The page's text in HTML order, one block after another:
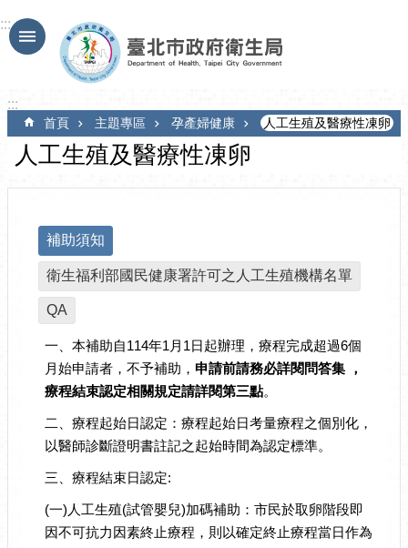
跳到主要內容區塊
:::
:::
首頁 主題專區 孕產婦健康 人工生殖及醫療性凍卵
人工生殖及醫療性凍卵
補助須知
衛生福利部國民健康署許可之人工生殖機構名單
QA
一、本補助自114年1月1日起辦理，療程完成超過6個
月始申請者，不予補助， 申請前請務必詳閱問答集 ，
療程結束認定相關規定請詳閱第三點。
二、療程起始日認定：療程起始日考量療程之個別化，
以醫師診斷證明書註記之起始時間為認定標準。
三、療程結束日認定:
(一)人工生殖(試管嬰兒)加碼補助：市民於取卵階段即
因不可抗力因素終止療程，則以確定終止療程當日作為